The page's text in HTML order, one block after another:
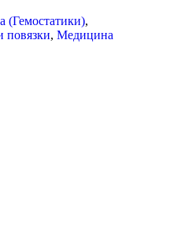
(Гемостатики),
повязки, Медицина